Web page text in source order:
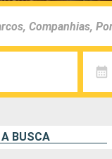
BUSCA